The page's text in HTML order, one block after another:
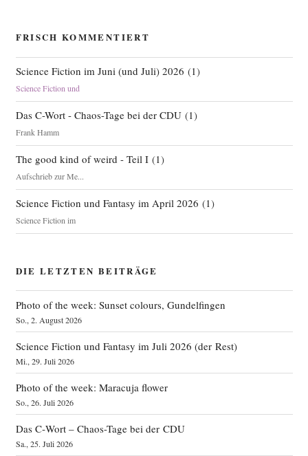
FRISCH KOMMENTIERT
Science Fiction im Juni (und Juli) 2026 (1)
Science Fiction und
Das C-Wort - Chaos-Tage bei der CDU(1)
Frank Hamm
The good kind of weird - Teil I(1)
Aufschrieb zur Me...
Science Fiction und Fantasy im April 2026 (1)
Science Fiction im
DIE LETZTEN BEITRÄGE
Photo of the week: Sunset colours, Gundelfingen
So., 2. August 2026
Science Fiction und Fantasy im Juli 2026 (der Rest)
Mi., 29. Juli 2026
Photo of the week: Maracuja flower
So., 26. Juli 2026
Das C‑Wort – Chaos-Tage bei der CDU
Sa., 25. Juli 2026